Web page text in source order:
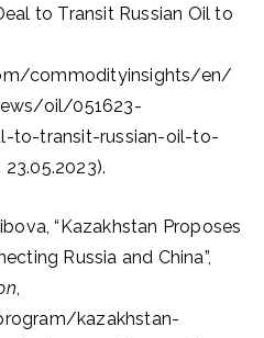
to Transit Russian Oil to
commodityinsights/en/
oil/051623-
to-transit-russian-oil-to-
“Kazakhstan Proposes
Russia and China”,
,
kazakhstan-